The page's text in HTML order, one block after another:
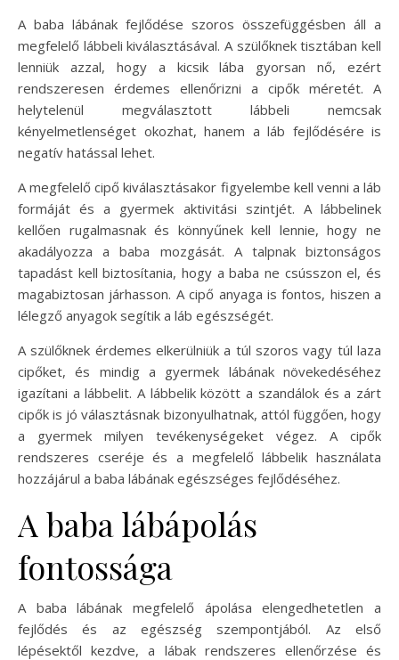
A baba lábának fejlődése szoros összefüggésben áll a
megfelelő lábbeli kiválasztásával. A szülőknek tisztában kell
lenniük azzal, hogy a kicsik lába gyorsan nő, ezért
rendszeresen érdemes ellenőrizni a cipők méretét. A
helytelenül megválasztott lábbeli nemcsak
kényelmetlenséget okozhat, hanem a láb fejlődésére is
negatív hatással lehet.
A megfelelő cipő kiválasztásakor figyelembe kell venni a láb
formáját és a gyermek aktivitási szintjét. A lábbelinek
kellően rugalmasnak és könnyűnek kell lennie, hogy ne
akadályozza a baba mozgását. A talpnak biztonságos
tapadást kell biztosítania, hogy a baba ne csússzon el, és
magabiztosan járhasson. A cipő anyaga is fontos, hiszen a
lélegző anyagok segítik a láb egészségét.
A szülőknek érdemes elkerülniük a túl szoros vagy túl laza
cipőket, és mindig a gyermek lábának növekedéséhez
igazítani a lábbelit. A lábbelik között a szandálok és a zárt
cipők is jó választásnak bizonyulhatnak, attól függően, hogy
a gyermek milyen tevékenységeket végez. A cipők
rendszeres cseréje és a megfelelő lábbelik használata
hozzájárul a baba lábának egészséges fejlődéséhez.
A baba lábápolás
fontossága
A baba lábának megfelelő ápolása elengedhetetlen a
fejlődés és az egészség szempontjából. Az első
lépésektől kezdve, a lábak rendszeres ellenőrzése és